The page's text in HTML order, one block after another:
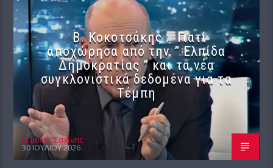
Β. Κοκοτσάκης : Γιατί
αποχώρησα από την ” Ελπίδα
Δημοκρατίας ” και τα νέα
συγκλονιστικά δεδομένα για τα
Τέμπη
Γιώργος Σαχίνης
30 ΙΟΥΛΊΟΥ 2026